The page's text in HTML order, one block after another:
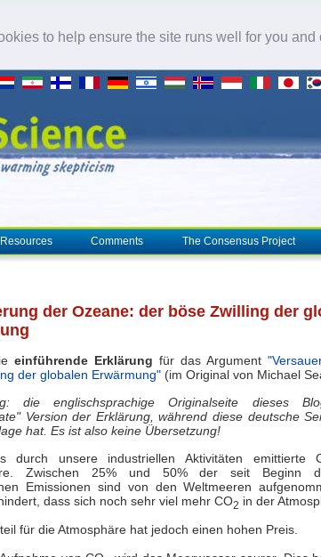
to help ensure the site runs well for you and
Resources Comments The Consensus Project
der Ozeane: der böse Zwilling der
einführende Erklärung für das Argument
der globalen Erwärmung" (im Original von Michael
die englischsprachige Originalseite dieses
Version der Erklärung, während diese deutsche
hat. Es ist also keine Übersetzung!
durch unsere industriellen Aktivitäten emittierte
Zwischen 25% und 50% der seit Beginn
Emissionen sind von den Weltmeeren
dass sich noch sehr viel mehr CO2 in der
für die Atmosphäre hat jedoch einen hohen Preis.